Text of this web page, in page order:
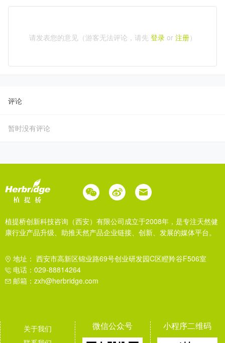
请发表您的意见（游客无法评论，请先 登录or 注册）
评论
暂时没有评论
植提桥创新科技咨询（西安）有限公司成立于2008年，是专注天然健
康行业产品升级、助推天然产品企业链接、创新、发展的媒体平台。
地址： 西安市高新区锦业路69号创业研发园C区瞪羚谷F506室
电话：029-88814264
邮箱：zxh@herbridge.com
关于我们
微信公众号 小程序二维码